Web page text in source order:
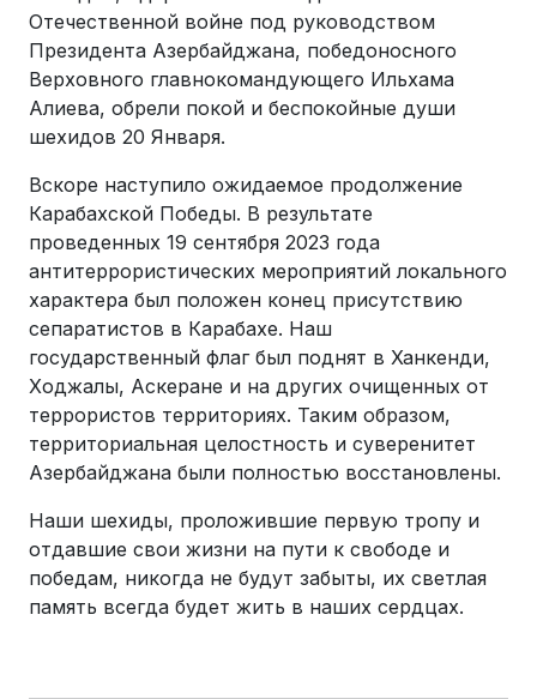
Отечественной войне под руководством
Президента Азербайджана, победоносного
Верховного главнокомандующего Ильхама
Алиева, обрели покой и беспокойные души
шехидов 20 Января.
Вскоре наступило ожидаемое продолжение
Карабахской Победы. В результате
проведенных 19 сентября 2023 года
антитеррористических мероприятий локального
характера был положен конец присутствию
сепаратистов в Карабахе. Наш
государственный флаг был поднят в Ханкенди,
Ходжалы, Аскеране и на других очищенных от
террористов территориях. Таким образом,
территориальная целостность и суверенитет
Азербайджана были полностью восстановлены.
Наши шехиды, проложившие первую тропу и
отдавшие свои жизни на пути к свободе и
победам, никогда не будут забыты, их светлая
память всегда будет жить в наших сердцах.